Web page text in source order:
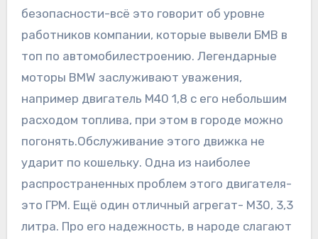
безопасности-всё это говорит об уровне
работников компании, которые вывели БМВ в
топ по автомобилестроению. Легендарные
моторы BMW заслуживают уважения,
например двигатель М40 1,8 с его небольшим
расходом топлива, при этом в городе можно
погонять.Обслуживание этого движка не
ударит по кошельку. Одна из наиболее
распространенных проблем этого двигателя-
это ГРМ. Ещё один отличный агрегат- М30, 3,3
литра. Про его надежность, в народе слагают